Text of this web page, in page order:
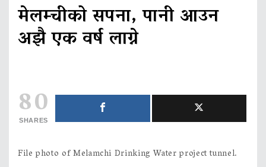
मेलम्चीको सपना, पानी आउन
अझै एक वर्ष लाग्ने
80
SHARES
File photo of Melamchi Drinking Water project tunnel.